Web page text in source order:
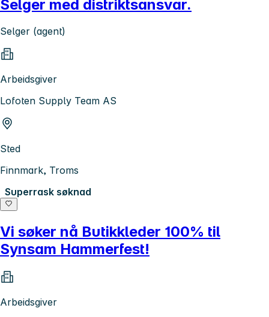
Selger med distriktsansvar.
Selger (agent)
Arbeidsgiver
Lofoten Supply Team AS
Sted
Finnmark, Troms
Superrask søknad
Vi søker nå Butikkleder 100% til
Synsam Hammerfest!
Arbeidsgiver